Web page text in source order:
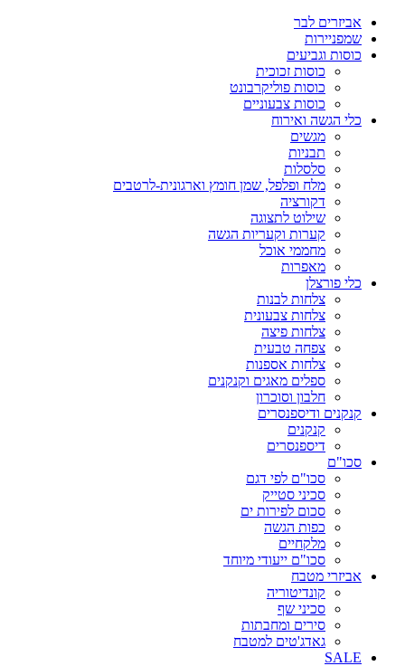
אביזרים לבר
שמפניירות
כוסות וגביעים
כוסות זכוכית
כוסות פוליקרבונט
כוסות צבעוניים
כלי הגשה ואירוח
מגשים
תבניות
סלסלות
מלח ופלפל, שמן חומץ וארגונית-לרטבים
דקורציה
שילוט לתצוגה
קערות וקעריות הגשה
מחממי אוכל
מאפרות
כלי פורצלן
צלחות לבנות
צלחות צבעונית
צלחות פיצה
צפחה טבעית
צלחות אספנות
ספלים מאגים וקנקנים
חלבון וסוכרון
קנקנים ודיספנסרים
קנקנים
דיספנסרים
סכו"ם
סכו"ם לפי דגם
סכיני סטייק
סכום לפירות ים
כפות הגשה
מלקחיים
סכו"ם ייעודי מיוחד
אביזרי מטבח
קונדיטוריה
סכיני שף
סירים ומחבתות
גאדג'טים למטבח
SALE